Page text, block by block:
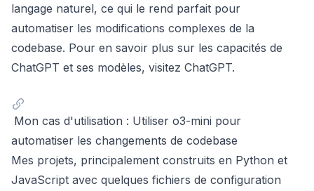
langage naturel, ce qui le rend parfait pour
automatiser les modifications complexes de la
codebase. Pour en savoir plus sur les capacités de
ChatGPT et ses modèles, visitez ChatGPT.
Mon cas d'utilisation : Utiliser o3-mini pour
automatiser les changements de codebase
Mes projets, principalement construits en Python et
JavaScript avec quelques fichiers de configuration